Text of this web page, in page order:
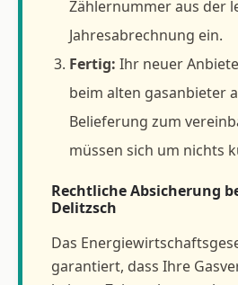
Zählernummer aus der
Jahresabrechnung ein.
Fertig: Ihr neuer
beim alten gasanbieter
Belieferung zum
müssen sich um nichts
Rechtliche Absicherung
Delitzsch
Das
garantiert, dass Ihre